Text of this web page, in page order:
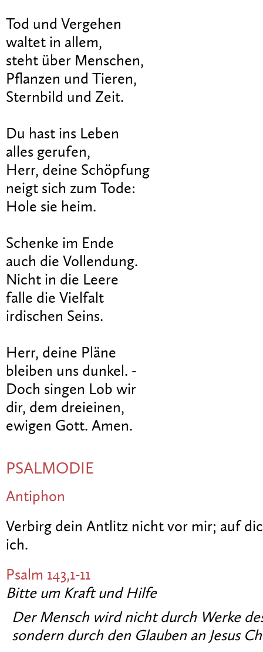
Tod und Vergehen
waltet in allem,
steht über Menschen,
Pflanzen und Tieren,
Sternbild und Zeit.
Du hast ins Leben
alles gerufen,
Herr, deine Schöpfung
neigt sich zum Tode:
Hole sie heim.
Schenke im Ende
auch die Vollendung.
Nicht in die Leere
falle die Vielfalt
irdischen Seins.
Herr, deine Pläne
bleiben uns dunkel. -
Doch singen Lob wir
dir, dem dreieinen,
ewigen Gott. Amen.
PSALMODIE
Antiphon
Verbirg dein Antlitz nicht vor mir; auf
ich.
Psalm 143,1-11
Bitte um Kraft und Hilfe
Der Mensch wird nicht durch Werke
sondern durch den Glauben an Jesus